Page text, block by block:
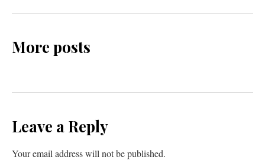
More posts
Leave a Reply
Your email address will not be published.